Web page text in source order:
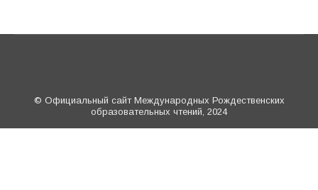
© Официальный сайт Международных Рождественских
образовательных чтений, 2024